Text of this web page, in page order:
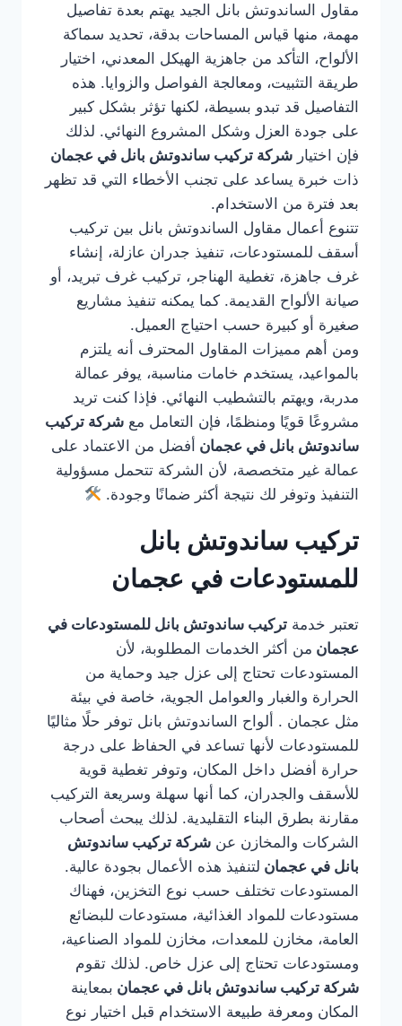
مقاول الساندوتش بانل الجيد يهتم بعدة تفاصيل
مهمة، منها قياس المساحات بدقة، تحديد سماكة
الألواح، التأكد من جاهزية الهيكل المعدني، اختيار
طريقة التثبيت، ومعالجة الفواصل والزوايا. هذه
التفاصيل قد تبدو بسيطة، لكنها تؤثر بشكل كبير
على جودة العزل وشكل المشروع النهائي. لذلك
فإن اختيار شركة تركيب ساندوتش بانل في عجمان
ذات خبرة يساعد على تجنب الأخطاء التي قد تظهر
بعد فترة من الاستخدام.
تتنوع أعمال مقاول الساندوتش بانل بين تركيب
أسقف للمستودعات، تنفيذ جدران عازلة، إنشاء
غرف جاهزة، تغطية الهناجر، تركيب غرف تبريد، أو
صيانة الألواح القديمة. كما يمكنه تنفيذ مشاريع
صغيرة أو كبيرة حسب احتياج العميل.
ومن أهم مميزات المقاول المحترف أنه يلتزم
بالمواعيد، يستخدم خامات مناسبة، يوفر عمالة
مدربة، ويهتم بالتشطيب النهائي. فإذا كنت تريد
مشروعًا قويًا ومنظمًا، فإن التعامل مع شركة تركيب
ساندوتش بانل في عجمان أفضل من الاعتماد على
عمالة غير متخصصة، لأن الشركة تتحمل مسؤولية
التنفيذ وتوفر لك نتيجة أكثر ضمانًا وجودة.
تركيب ساندوتش بانل
للمستودعات في عجمان
تعتبر خدمة تركيب ساندوتش بانل للمستودعات في
عجمان من أكثر الخدمات المطلوبة، لأن
المستودعات تحتاج إلى عزل جيد وحماية من
الحرارة والغبار والعوامل الجوية، خاصة في بيئة
مثل عجمان . ألواح الساندوتش بانل توفر حلًا مثاليًا
للمستودعات لأنها تساعد في الحفاظ على درجة
حرارة أفضل داخل المكان، وتوفر تغطية قوية
للأسقف والجدران، كما أنها سهلة وسريعة التركيب
مقارنة بطرق البناء التقليدية. لذلك يبحث أصحاب
الشركات والمخازن عن شركة تركيب ساندوتش
بانل في عجمان لتنفيذ هذه الأعمال بجودة عالية.
المستودعات تختلف حسب نوع التخزين، فهناك
مستودعات للمواد الغذائية، مستودعات للبضائع
العامة، مخازن للمعدات، مخازن للمواد الصناعية،
ومستودعات تحتاج إلى عزل خاص. لذلك تقوم
شركة تركيب ساندوتش بانل في عجمان بمعاينة
المكان ومعرفة طبيعة الاستخدام قبل اختيار نوع